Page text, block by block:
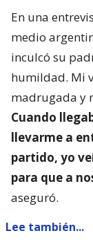
En una
medio
inculcó su
humildad. Mi
madrugada y
Cuando
llevarme a
partido, yo
para que a
aseguró.
Lee también...